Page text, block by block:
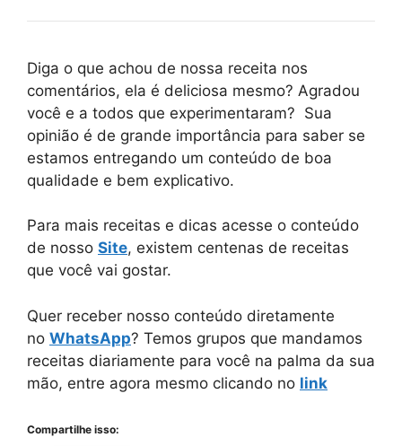
Diga o que achou de nossa receita nos
comentários, ela é deliciosa mesmo? Agradou
você e a todos que experimentaram? Sua
opinião é de grande importância para saber se
estamos entregando um conteúdo de boa
qualidade e bem explicativo.
Para mais receitas e dicas acesse o conteúdo
de nosso Site, existem centenas de receitas
que você vai gostar.
Quer receber nosso conteúdo diretamente
no WhatsApp? Temos grupos que mandamos
receitas diariamente para você na palma da sua
mão, entre agora mesmo clicando no link
Compartilhe isso: